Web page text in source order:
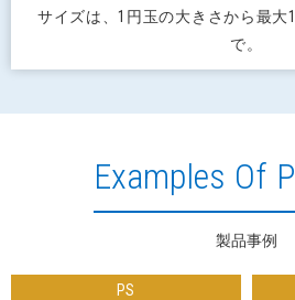
サイズは、1円玉の大きさから最大
で。
Examples Of
製品事例
PS